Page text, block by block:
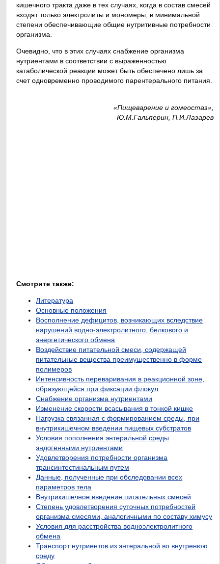
кишечного тракта даже в тех случаях, когда в состав смесей
входят только электролиты и мономеры, в минимальной
степени обеспечивающие общие нутритивные потребности
организма.
Очевидно, что в этих случаях снабжение организма
нутриентами в соответствии с выраженностью
катаболической реакции может быть обеспечено лишь за
счет одновременно проводимого парентерального питания.
«Пищеварение и гомеостаз»,
Ю.М.Гальперин, П.И.Лазарев
Смотрите также:
Литература
Основные положения
Восполнение дефицитов, возникающих вследствие
нарушений водно-электролитного, белкового и
энергетического обмена
Воздействие питательной смеси, содержащей
питательные вещества преимущественно в форме
полимеров
Интенсивность переваривания в реакционной зоне,
образующейся при фиксации флокул
Снабжение организма нутриентами
Изменение скорости всасывания в тонкой кишке
Нагрузка связанная с формированием среды, при
внутрикишечном введении пищевых субстратов
Условия пополнения энтеральной среды
эндогенными нутриентами
Удовлетворения потребности организма
трансинтестинальным путем
Данные, полученные при обследовании всех
параметров тела
Внутрикишечное введение питательных смесей
Степень удовлетворения суточных потребностей
организма смесями, аналогичными по составу химусу
Условия для расстройства водноэлектролитного
обмена
Транспорт нутриентов из энтеральной во внутренюю
среду